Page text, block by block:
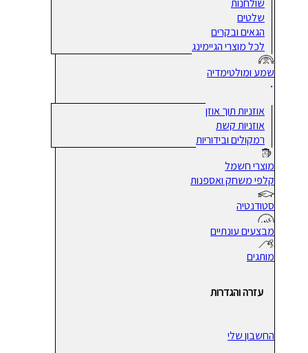
שולחנות
שלטים
הגאים ובקרים
לכל מוצרי הגיימינג
שמע ומולטימדיה
אוזניות תוך אוזן
אוזניות קשת
רמקולים ובידוריות
מוצרי חשמל
קלפי משחק ואספנות
סטודנטיה
מבצעים עונתיים
מותגים
עזרה והגדרות
החשבון שלי